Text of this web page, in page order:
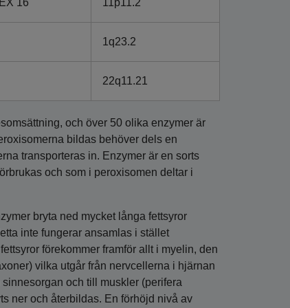
16 11p11.2
1q23.2
22q11.21
och över 50 olika enzymer är
bildas behöver dels en
transporteras in. Enzymer är en sorts
och som i peroxisomen deltar i
bryta ned mycket långa fettsyror
inte fungerar ansamlas i stället
förekommer framför allt i myelin, den
vilka utgår från nervcellerna i hjärnan
och till muskler (perifera
ner och återbildas. En förhöjd nivå av